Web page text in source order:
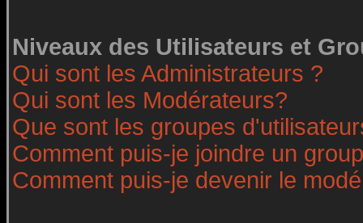
Niveaux des Utilisateurs et
Qui sont les Administrateurs ?
Qui sont les Modérateurs?
Que sont les groupes
Comment puis-je joindre un
Comment puis-je devenir le